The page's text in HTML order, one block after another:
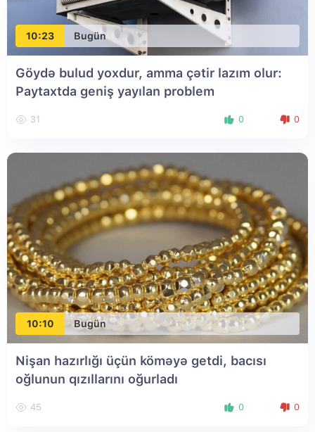
10:23 Bugün
Göydə bulud yoxdur, amma çətir lazım olur:
Paytaxtda geniş yayılan problem
31 0 0
10:10 Bugün
Nişan hazırlığı üçün köməyə getdi, bacısı
oğlunun qızıllarını oğurladı
45 0 0